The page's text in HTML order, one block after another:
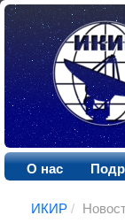
О нас
ИКИР /